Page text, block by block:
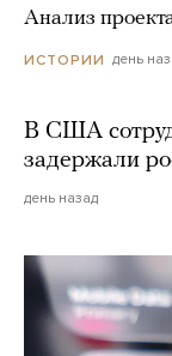
Анализ
ИСТОРИИ день
В США
задержали
день назад